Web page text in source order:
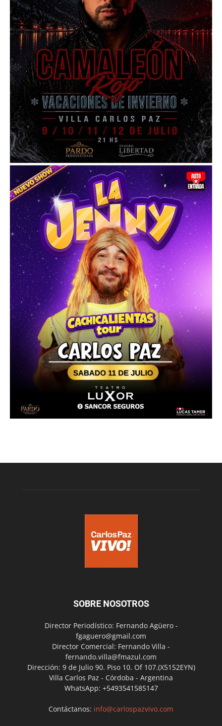
SOBRE NOSOTROS
Director Periodístico: Fernando Agüero -
fgaguero@gmail.com
Director Comercial: Fernando Villa -
fernando.villa@fmazul.com
Dirección: 9 de Julio 90. Piso 10. Of 107.(X5152EYN)
Villa Carlos Paz - Córdoba - Argentina
WhatsApp: +5493541585147
Contáctanos: info@carlospazvivo.com